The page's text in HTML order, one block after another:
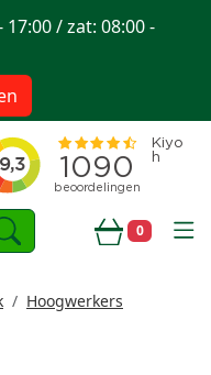
0
/ zat: 08:00 -
Hoogwerkers